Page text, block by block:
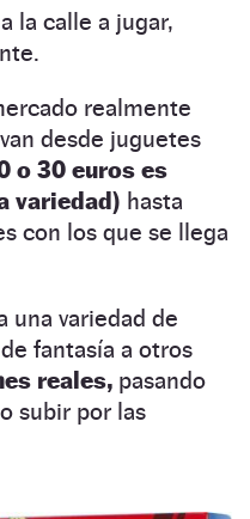
la calle a jugar,
realmente
desde juguetes
o 30 euros es
variedad) hasta
con los que se llega
una variedad de
fantasía a otros
reales, pasando
subir por las